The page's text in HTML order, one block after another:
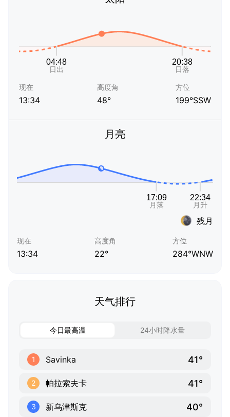
现在
13:34
高度角
48°
方位
199°SSW
月亮
残月
现在
13:34
高度角
22°
方位
284°WNW
天气排行
今日最高温 24小时降水量
1 Savinka 41°
2 帕拉索夫卡 41°
3 新乌津斯克 40°